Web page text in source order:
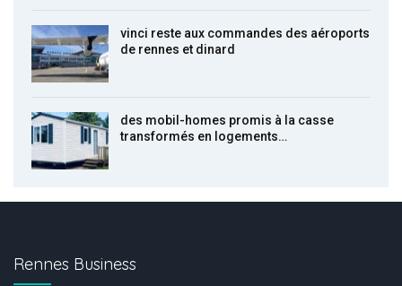
vinci reste aux commandes des aéroports
de rennes et dinard
des mobil-homes promis à la casse
transformés en logements…
Rennes Business